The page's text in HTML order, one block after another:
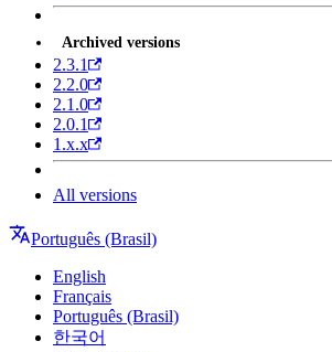
Archived versions
2.3.1
2.2.0
2.1.0
2.0.1
1.x.x
All versions
Português (Brasil)
English
Français
Português (Brasil)
한국어